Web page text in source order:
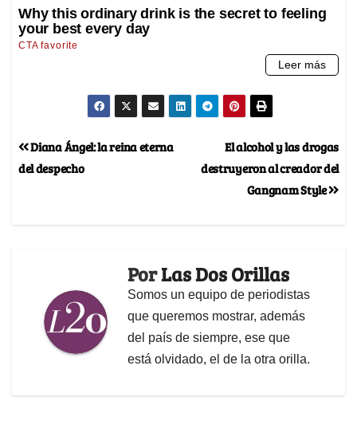
El alcohol y las drogas
destruyeron al creador del
Gangnam Style
Diana Ángel: la reina eterna
del despecho
PorLas Dos Orillas
Somos un equipo de periodistas
que queremos mostrar, además
del país de siempre, ese que
está olvidado, el de la otra orilla.